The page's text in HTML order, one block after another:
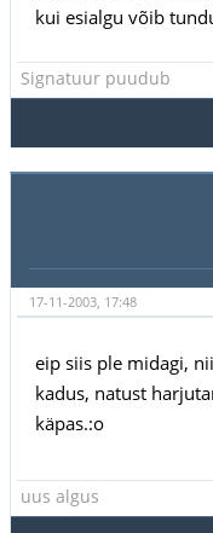
kui esialgu võib
Signatuur puudub
17-11-2003, 17:48
eip siis ple midagi,
kadus, natust
käpas.:o
uus algus